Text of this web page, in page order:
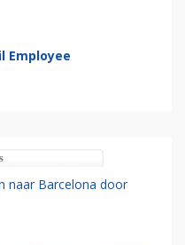
Employee
naar Barcelona door